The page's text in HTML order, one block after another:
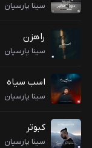
سینا پارسیان
راهزن
سینا پارسیان
اسب سیاه
سینا پارسیان
کبوتر
سینا پارسیان